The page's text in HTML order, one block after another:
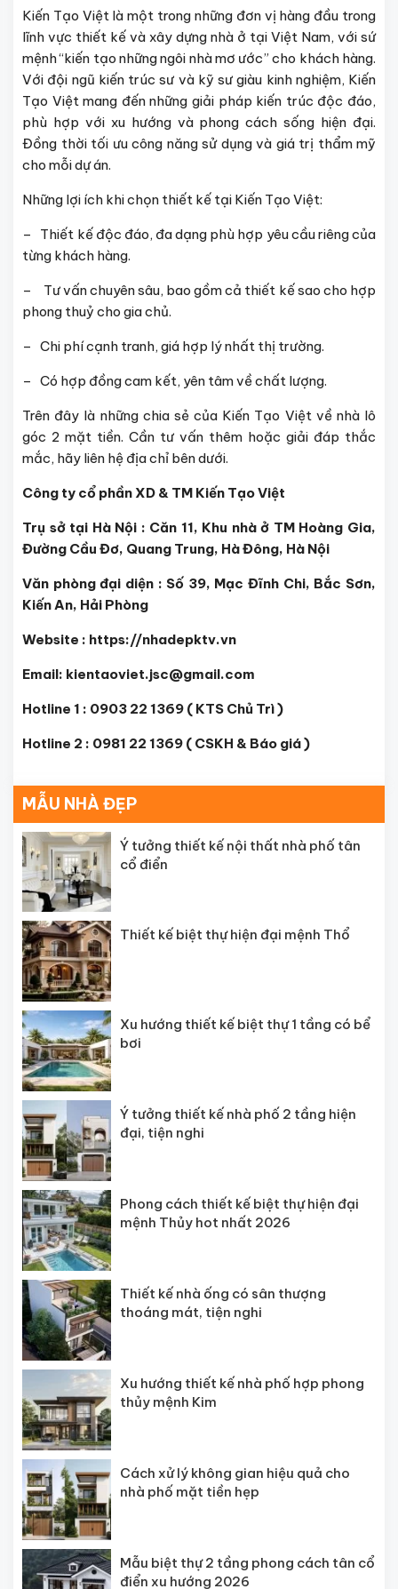
Kiến Tạo Việt là một trong những đơn vị hàng đầu trong
lĩnh vực thiết kế và xây dựng nhà ở tại Việt Nam, với sứ
mệnh “kiến tạo những ngôi nhà mơ ước” cho khách hàng.
Với đội ngũ kiến trúc sư và kỹ sư giàu kinh nghiệm, Kiến
Tạo Việt mang đến những giải pháp kiến trúc độc đáo,
phù hợp với xu hướng và phong cách sống hiện đại.
Đồng thời tối ưu công năng sử dụng và giá trị thẩm mỹ
cho mỗi dự án.
Những lợi ích khi chọn thiết kế tại Kiến Tạo Việt:
– Thiết kế độc đáo, đa dạng phù hợp yêu cầu riêng của
từng khách hàng.
– Tư vấn chuyên sâu, bao gồm cả thiết kế sao cho hợp
phong thuỷ cho gia chủ.
– Chi phí cạnh tranh, giá hợp lý nhất thị trường.
– Có hợp đồng cam kết, yên tâm về chất lượng.
Trên đây là những chia sẻ của Kiến Tạo Việt về nhà lô
góc 2 mặt tiền. Cần tư vấn thêm hoặc giải đáp thắc
mắc, hãy liên hệ địa chỉ bên dưới.
Công ty cổ phần XD & TM Kiến Tạo Việt
Trụ sở tại Hà Nội : Căn 11, Khu nhà ở TM Hoàng Gia,
Đường Cầu Đơ, Quang Trung, Hà Đông, Hà Nội
Văn phòng đại diện : Số 39, Mạc Đĩnh Chi, Bắc Sơn,
Kiến An, Hải Phòng
Website : https://nhadepktv.vn
Email: kientaoviet.jsc@gmail.com
Hotline 1 : 0903 22 1369 ( KTS Chủ Trì )
Hotline 2 : 0981 22 1369 ( CSKH & Báo giá )
MẪU NHÀ ĐẸP
Ý tưởng thiết kế nội thất nhà phố tân
cổ điển
Thiết kế biệt thự hiện đại mệnh Thổ
Xu hướng thiết kế biệt thự 1 tầng có bể
bơi
Ý tưởng thiết kế nhà phố 2 tầng hiện
đại, tiện nghi
Phong cách thiết kế biệt thự hiện đại
mệnh Thủy hot nhất 2026
Thiết kế nhà ống có sân thượng
thoáng mát, tiện nghi
Xu hướng thiết kế nhà phố hợp phong
thủy mệnh Kim
Cách xử lý không gian hiệu quả cho
nhà phố mặt tiền hẹp
Mẫu biệt thự 2 tầng phong cách tân cổ
điển xu hướng 2026